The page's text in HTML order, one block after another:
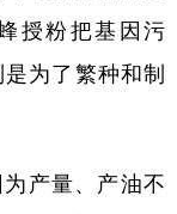
授粉把基因污
为了繁种和制
产量、产油不